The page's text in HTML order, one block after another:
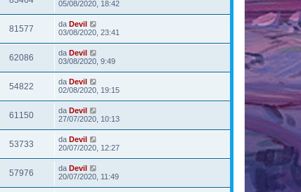
05/08/2020, 18:42
81577 da Devil
03/08/2020, 23:41
62086 da Devil
03/08/2020, 9:49
54822 da Devil
02/08/2020, 19:15
61150 da Devil
27/07/2020, 10:13
53733 da Devil
20/07/2020, 12:27
57976 da Devil
20/07/2020, 11:49